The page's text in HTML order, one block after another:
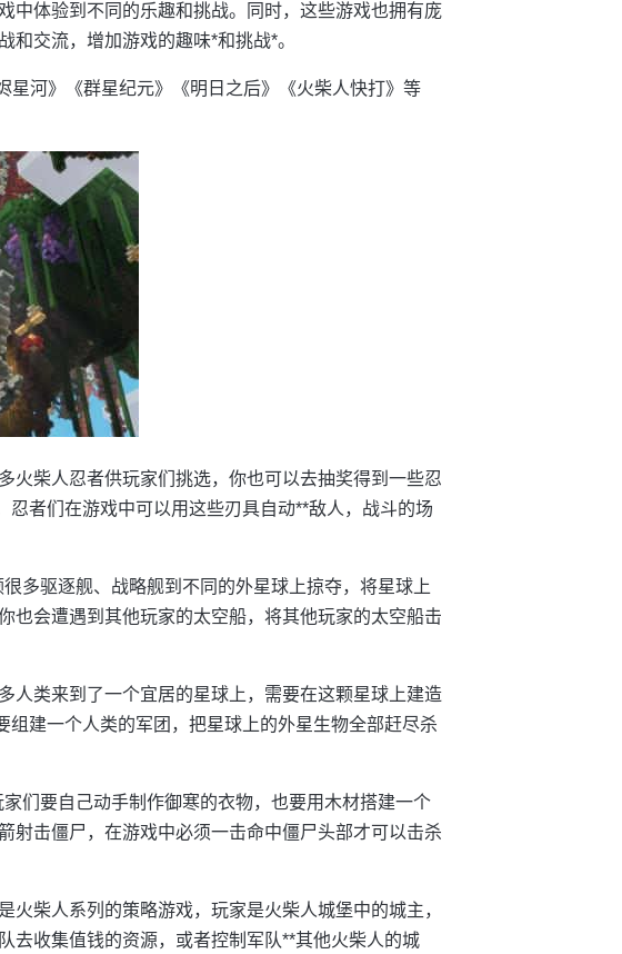
中体验到不同的乐趣和挑战。同时，这些游戏也拥有庞
和交流，增加游戏的趣味*和挑战*。
星河》《群星纪元》《明日之后》《火柴人快打》等
火柴人忍者供玩家们挑选，你也可以去抽奖得到一些忍
者们在游戏中可以用这些刃具自动**敌人，战斗的场
多驱逐舰、战略舰到不同的外星球上掠夺，将星球上
也会遭遇到其他玩家的太空船，将其他玩家的太空船击
人类来到了一个宜居的星球上，需要在这颗星球上建造
建一个人类的军团，把星球上的外星生物全部赶尽杀
们要自己动手制作御寒的衣物，也要用木材搭建一个
射击僵尸，在游戏中必须一击命中僵尸头部才可以击杀
柴人系列的策略游戏，玩家是火柴人城堡中的城主，
去收集值钱的资源，或者控制军队**其他火柴人的城